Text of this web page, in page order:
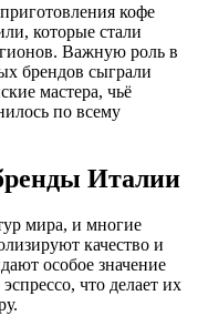
кофе
которые стали
Важную роль в
брендов сыграли
мастера, чьё
по всему
Италии
мира, и многие
качество и
особое значение
что делает их